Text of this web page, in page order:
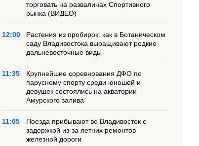
торговать на развалинах Спортивного
рынка (ВИДЕО)
12:00
Растения из пробирок: как в Ботаническом
саду Владивостока выращивают редкие
дальневосточные виды
11:35
Крупнейшие соревнования ДФО по
парусному спорту среди юношей и
девушек состоялись на акватории
Амурского залива
11:05
Поезда прибывают во Владивосток с
задержкой из-за летних ремонтов
железной дороги